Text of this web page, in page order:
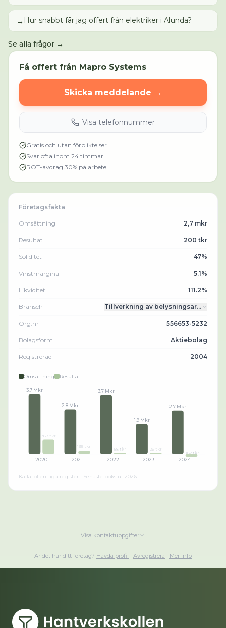
→ Hur snabbt får jag offert från elektriker i Alunda?
Se alla frågor →
Få offert från Mapro Systems
Skicka meddelande →
Visa telefonnummer
Gratis och utan förpliktelser
Svar ofta inom 24 timmar
ROT-avdrag 30% på arbete
Företagsfakta
Omsättning 2,7 mkr
Resultat 200 tkr
Soliditet 47%
Vinstmarginal 5.1%
Likviditet 111.2%
Bransch Tillverkning av belysningsar…
Org.nr 556653-5232
Bolagsform Aktiebolag
Registrerad 2004
Omsättning Resultat
3.7 Mkr
889 tkr
2020
2.8 Mkr
195 tkr
2021
3.7 Mkr
58 tkr
2022
1.9 Mkr
26 tkr
2023
2.7 Mkr
-182 tkr
2024
Källa: offentliga register · Senaste bokslut 2026
Visa kontaktuppgifter
Är det här ditt företag? Hävda profil · Avregistrera · Mer info